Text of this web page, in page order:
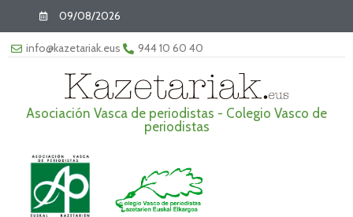
09/08/2026
info@kazetariak.eus 944 10 60 40
Asociación Vasca de periodistas - Colegio Vasco de
periodistas